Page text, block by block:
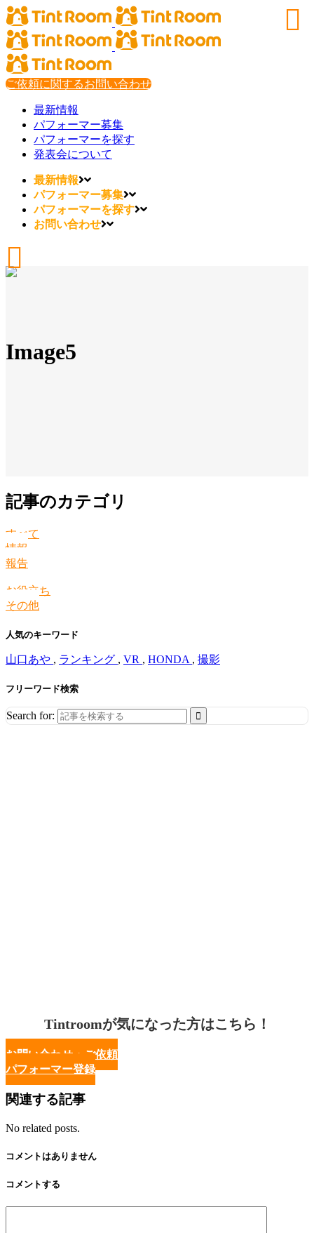
ご依頼に関するお問い合わせ
最新情報
パフォーマー募集
パフォーマーを探す
発表会について
最新情報
パフォーマー募集
パフォーマーを探す
お問い合わせ
Image5
記事のカテゴリ
すべて
情報
報告
お役立ち
その他
人気のキーワード
山口あや , ランキング , VR , HONDA , 撮影
フリーワード検索
Search for:
Tintroomが気になった方はこちら！
お問い合わせ・ご依頼
パフォーマー登録
関連する記事
No related posts.
コメントはありません
コメントする